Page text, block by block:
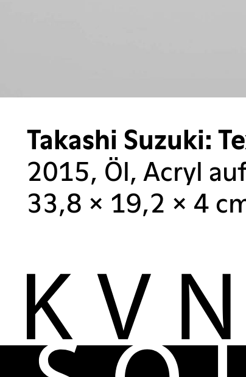
Takashi Suzuki:
2015, Öl, Acryl
33,8 × 19,2 × 4